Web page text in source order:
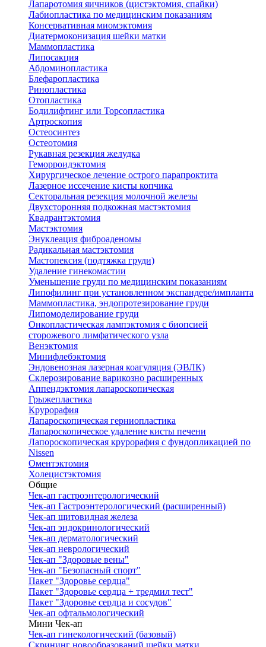
Лапаротомия яичников (цистэктомия, спайки)
Лабиопластика по медицинским показаниям
Консервативная миомэктомия
Диатермоконизация шейки матки
Маммопластика
Липосакция
Абдоминопластика
Блефаропластика
Ринопластика
Отопластика
Бодилифтинг или Торсопластика
Артроскопия
Остеосинтез
Остеотомия
Рукавная резекция желудка
Геморроидэктомия
Хирургическое лечение острого парапроктита
Лазерное иссечение кисты копчика
Секторальная резекция молочной железы
Двухсторонняя подкожная мастэктомия
Квадрантэктомия
Мастэктомия
Энуклеация фиброаденомы
Радикальная мастэктомия
Мастопексия (подтяжка груди)
Удаление гинекомастии
Уменьшение груди по медицинским показаниям
Липофилинг при установленном экспандере/импланта
Маммопластика, эндопротезирование груди
Липомоделирование груди
Онкопластическая лампэктомия с биопсией
сторожевого лимфатического узла
Венэктомия
Минифлебэктомия
Эндовенозная лазерная коагуляция (ЭВЛК)
Склерозирование варикозно расширенных
Аппендэктомия лапароскопическая
Грыжепластика
Крурорафия
Лапароскопическая герниопластика
Лапароскопическое удаление кисты печени
Лапороскопическая крурорафия с фундопликацией по
Nissen
Оментэктомия
Холецистэктомия
Общие
Чек-ап гастроэнтерологический
Чек-ап Гастроэнтерологический (расширенный)
Чек-ап щитовидная железа
Чек-ап эндокринологический
Чек-ап дерматологический
Чек-ап неврологический
Чек-ап "Здоровые вены"
Чек-ап "Безопасный спорт"
Пакет "Здоровье сердца"
Пакет "Здоровье сердца + тредмил тест"
Пакет "Здоровье сердца и сосудов"
Чек-ап офтальмологический
Мини Чек-ап
Чек-ап гинекологический (базовый)
Скрининг новообразований шейки матки